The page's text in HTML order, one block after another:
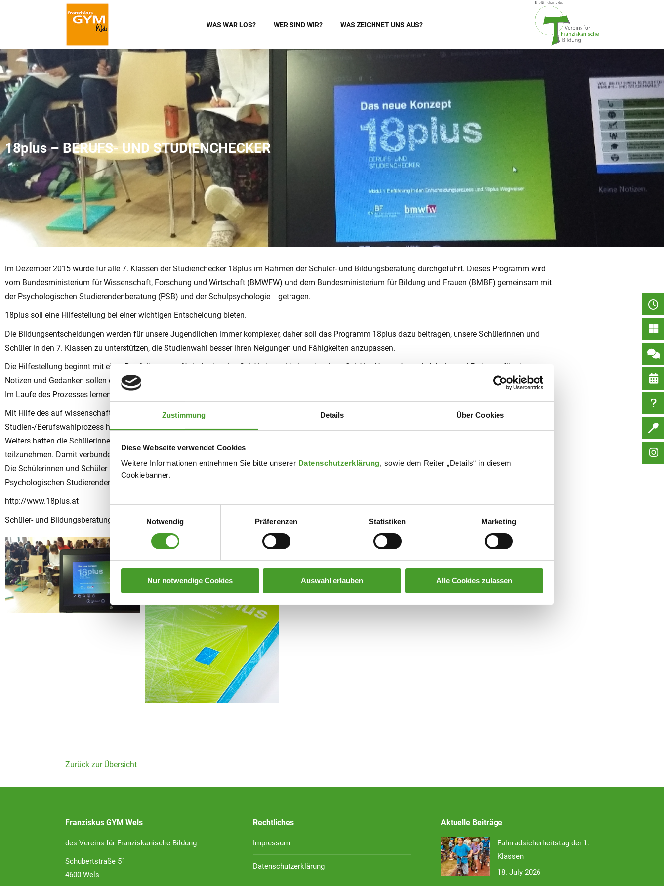
Zustimmung Details Über Cookies
Diese Webseite verwendet Cookies
Weitere Informationen entnehmen Sie bitte unserer Datenschutzerklärung, sowie dem Reiter „Details“ in diesem
Cookiebanner.
Notwendig
Präferenzen Statistiken Marketing
Nur notwendige Cookies Auswahl erlauben Alle Cookies zulassen
WAS WAR LOS? WER SIND WIR? WAS ZEICHNET UNS AUS?
18plus – BERUFS- UND STUDIENCHECKER
Im Dezember 2015 wurde für alle 7. Klassen der Studienchecker 18plus im Rahmen der Schüler- und Bildungsberatung durchgeführt. Dieses Programm wird
vom Bundesministerium für Wissenschaft, Forschung und Wirtschaft (BMWFW) und dem Bundesministerium für Bildung und Frauen (BMBF) gemeinsam mit
der Psychologischen Studierendenberatung (PSB) und der Schulpsychologie getragen.
18plus soll eine Hilfestellung bei einer wichtigen Entscheidung bieten.
Die Bildungsentscheidungen werden für unsere Jugendlichen immer komplexer, daher soll das Programm 18plus dazu beitragen, unsere Schülerinnen und
Schüler in den 7. Klassen zu unterstützen, die Studienwahl besser ihren Neigungen und Fähigkeiten anzupassen.
Die Hilfestellung beginnt mit einer Portfoliomappe für jede einzelne Schülerin und jeden einzelnen Schüler. Unterstützende Inhalte und Freiraum für eigene
Notizen und Gedanken sollen dabei den Schülerinnen und Schülern helfen, Informationen zu finden und zu sammeln.
Im Laufe des Prozesses lernen die Jugendlichen sich selbst besser einzuschätzen.
Mit Hilfe des auf wissenschaftlicher Basis eigens entwickelten 18plus-Wegweisers sollten Schülerinnen und Schüler ihren Standort im
Studien-/Berufswahlprozess herausfinden.
Weiters hatten die Schülerinnen und Schüler der 7. Klasse die Möglichkeit, an einer Gruppenberatung durch die Psychologische Studierendenberatung
teilzunehmen. Damit verbunden war die Bearbeitung eines Interessenstests (Explorix bzw. Studien-Navi).
Die Schülerinnen und Schüler hatten die Gelegenheit, im Klassenverband ihre Erfahrungen auszutauschen und erhielten kompetente Unterstützung seitens der
Psychologischen Studierendenberatung.
http://www.18plus.at
Schüler- und Bildungsberatung: Dipl. Päd.in Silvia Kucher, Mag.a Dagmar Kreindl
Zurück zur Übersicht
Franziskus GYM Wels
des Vereins für Franziskanische Bildung
Schubertstraße 51
4600 Wels
Rechtliches
Impressum
Datenschutzerklärung
Aktuelle Beiträge
Fahrradsicherheitstag der 1.
Klassen
18. July 2026